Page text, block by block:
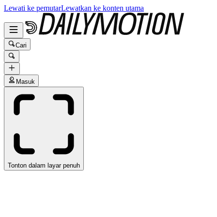
Lewati ke pemutarLewatkan ke konten utama
Cari
Masuk
Tonton dalam layar penuh